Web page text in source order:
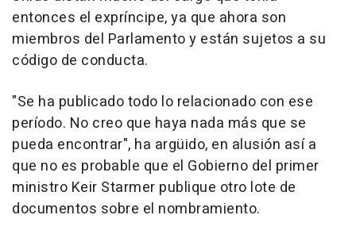
entonces el expríncipe, ya que ahora son
miembros del Parlamento y están sujetos a su
código de conducta.
"Se ha publicado todo lo relacionado con ese
período. No creo que haya nada más que se
pueda encontrar", ha argüido, en alusión así a
que no es probable que el Gobierno del primer
ministro Keir Starmer publique otro lote de
documentos sobre el nombramiento.